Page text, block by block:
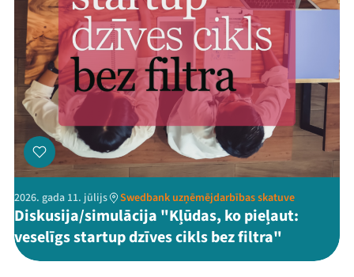
2026. gada 11. jūlijs Swedbank uzņēmējdarbības skatuve
Diskusija/simulācija "Kļūdas, ko pieļaut:
veselīgs startup dzīves cikls bez filtra"